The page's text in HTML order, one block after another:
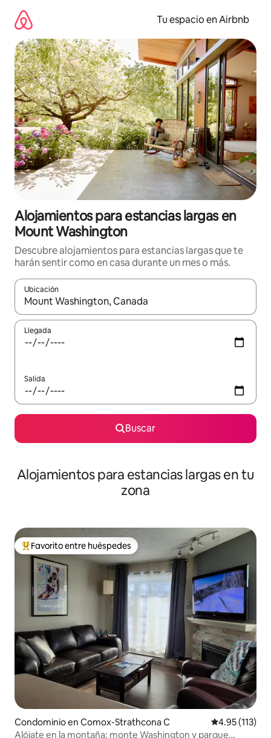
contenido
Tu espacio en Airbnb
Alojamientos para estancias largas en
Mount Washington
Descubre alojamientos para estancias largas que te
harán sentir como en casa durante un mes o más.
Ubicación
Cuando los resultados estén disponibles, podrás navegar
Llegada
Salida
Buscar
Alojamientos para estancias largas en tu
zona
De los mejores en Favorito entre huéspedes
Favorito entre huéspedes
Condominio en Comox-Strathcona C Calificación
4.95 (113)
Alójate en la montaña: monte Washington y parque